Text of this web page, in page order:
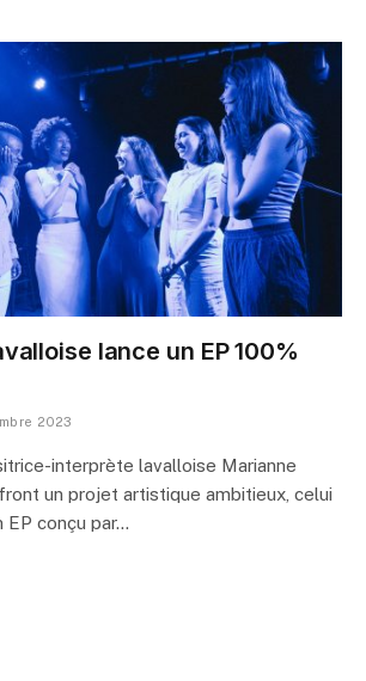
lance un EP 100%
2023
interprète lavalloise Marianne
un projet artistique ambitieux, celui
EP conçu par…